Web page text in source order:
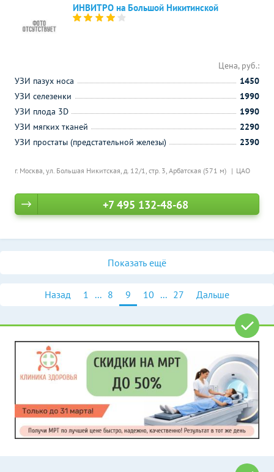
ИНВИТРО на Большой Никитинской
г. Москва, ул. Большая Никитская, д. 12/1, стр. 3, Арбатская (571 м) ЦАО
Цена, руб.:
УЗИ пазух носа
1450
УЗИ селезенки
1990
УЗИ плода 3D
1990
УЗИ мягких тканей
2290
УЗИ простаты (предстательной железы)
2390
+7 495 132-48-68
Показать ещё
Назад 1 ... 8 9 10 ... 27 Дальше